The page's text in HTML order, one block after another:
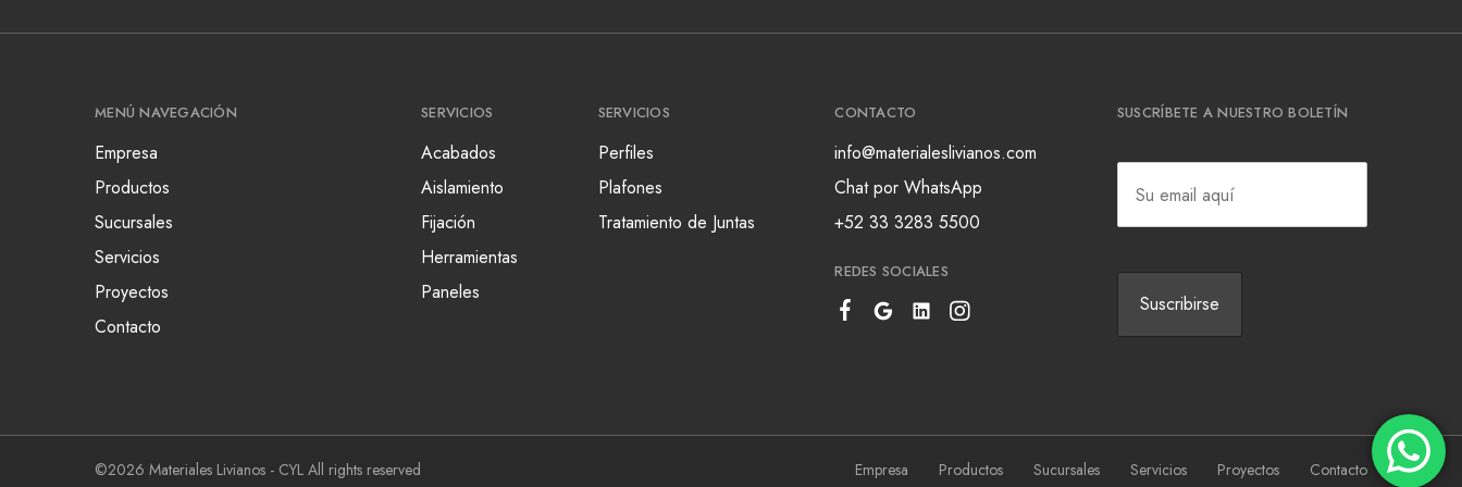
MENÚ NAVEGACIÓN
Empresa
Productos
Sucursales
Servicios
Proyectos
Contacto
SERVICIOS
Acabados
Aislamiento
Fijación
Herramientas
Paneles
SERVICIOS
Perfiles
Plafones
Tratamiento de Juntas
CONTACTO
info@materialeslivianos.com
Chat por WhatsApp
+52 33 3283 5500
REDES SOCIALES
SUSCRÍBETE A NUESTRO BOLETÍN
©2026 Materiales Livianos - CYL All rights reserved Empresa Productos Sucursales Servicios Proyectos Contacto